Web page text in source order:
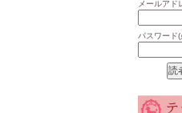
メールアド
パスワード(